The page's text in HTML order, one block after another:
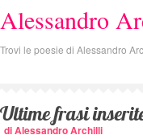
Alessandro
Trovi le poesie di Alessandro
Ultime frasi
di Alessandro Archilli